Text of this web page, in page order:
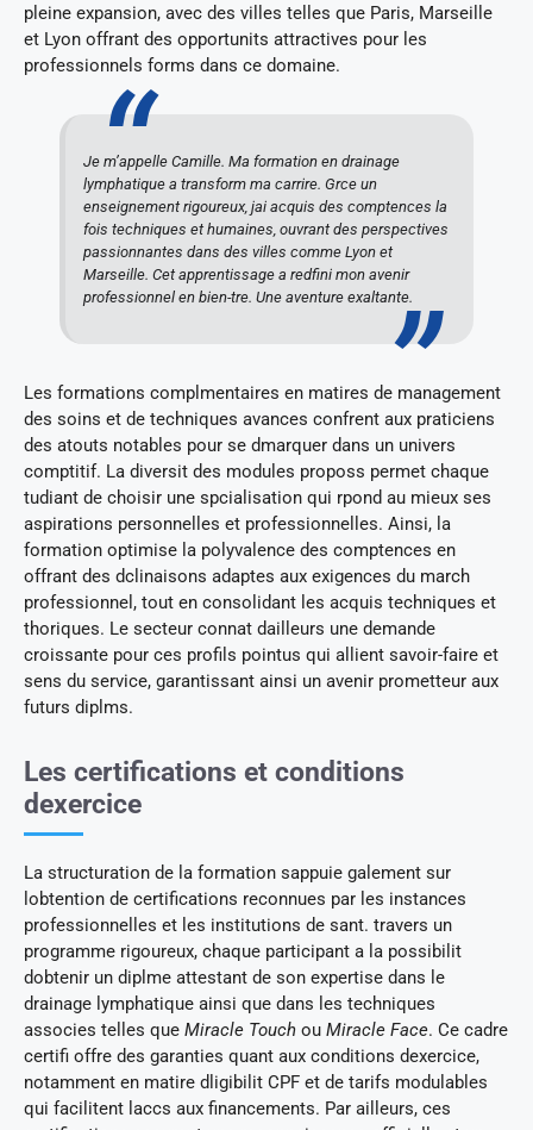
pleine expansion, avec des villes telles que Paris, Marseille
et Lyon offrant des opportunits attractives pour les
professionnels forms dans ce domaine.
Je m’appelle Camille. Ma formation en drainage
lymphatique a transform ma carrire. Grce un
enseignement rigoureux, jai acquis des comptences la
fois techniques et humaines, ouvrant des perspectives
passionnantes dans des villes comme Lyon et
Marseille. Cet apprentissage a redfini mon avenir
professionnel en bien-tre. Une aventure exaltante.
Les formations complmentaires en matires de management
des soins et de techniques avances confrent aux praticiens
des atouts notables pour se dmarquer dans un univers
comptitif. La diversit des modules proposs permet chaque
tudiant de choisir une spcialisation qui rpond au mieux ses
aspirations personnelles et professionnelles. Ainsi, la
formation optimise la polyvalence des comptences en
offrant des dclinaisons adaptes aux exigences du march
professionnel, tout en consolidant les acquis techniques et
thoriques. Le secteur connat dailleurs une demande
croissante pour ces profils pointus qui allient savoir-faire et
sens du service, garantissant ainsi un avenir prometteur aux
futurs diplms.
Les certifications et conditions
dexercice
La structuration de la formation sappuie galement sur
lobtention de certifications reconnues par les instances
professionnelles et les institutions de sant. travers un
programme rigoureux, chaque participant a la possibilit
dobtenir un diplme attestant de son expertise dans le
drainage lymphatique ainsi que dans les techniques
associes telles que Miracle Touch ou Miracle Face. Ce cadre
certifi offre des garanties quant aux conditions dexercice,
notamment en matire dligibilit CPF et de tarifs modulables
qui facilitent laccs aux financements. Par ailleurs, ces